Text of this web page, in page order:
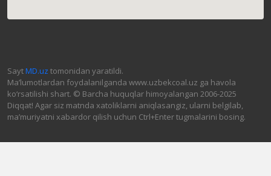
SaytMD.uz tomonidan yaratildi.
Ma’lumotlardan foydalanilganda www.uzbekcoal.uz ga havola
ko‘rsatilishi shart. © Barcha huquqlar himoyalangan 2006-2025
Diqqat! Agar siz matnda xatoliklarni aniqlasangiz, ularni belgilab,
ma’muriyatni xabardor qilish uchun Ctrl+Enter tugmalarini bosing.